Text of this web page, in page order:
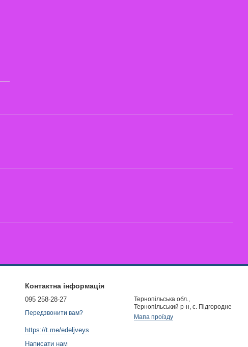
Контактна інформація
095 258-28-27
Передзвонити вам?
https://t.me/edeljveys
Написати нам
Тернопільська обл.,
Тернопільський р-н, с. Підгородне
Мапа проїзду